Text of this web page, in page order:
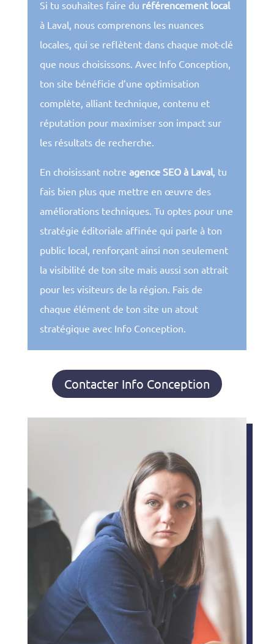
Si tu souhaites faire du référencement local
à Laval, nous comprenons les nuances
locales, qui se reflètent dans chaque mot-clé
que nous choisissons. Avec Info Conception,
ton site bénéficie d’une optimisation
complète, alliant technique, contenu et
réputation pour maximiser son impact sur
les résultats de recherche.
En choisissant notre agence SEO à Laval, tu
fais bien plus que mettre en œuvre des
améliorations techniques. Tu optes pour une
stratégie éditoriale affinée qui parle à ton
public local, renforçant ainsi non seulement
la visibilité de ton site mais aussi son attrait
pour les visiteurs de la région. Fais de
chaque élément de ton site un atout
stratégique avec Info Conception.
Contacter Info Conception